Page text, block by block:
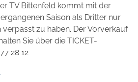
TV Bittenfeld kommt mit der
Saison als Dritter nur
verpasst zu haben. Der Vorverkauf
Sie über die TICKET-
28 12